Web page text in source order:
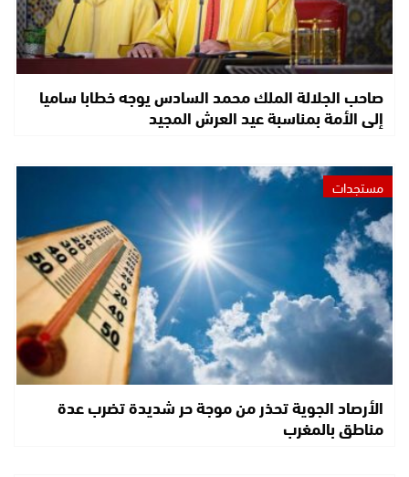
صاحب الجلالة الملك محمد السادس يوجه خطابا ساميا
إلى الأمة بمناسبة عيد العرش المجيد
مستجدات
الأرصاد الجوية تحذر من موجة حر شديدة تضرب عدة
مناطق بالمغرب